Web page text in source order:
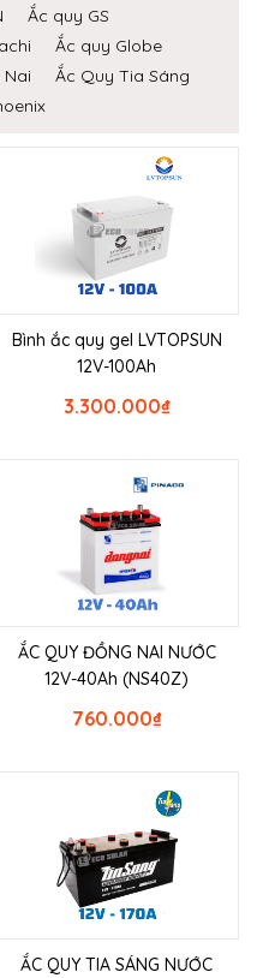
Ắc quy GS
Ắc quy Globe
Ắc Quy Tia Sáng
Bình ắc quy gel LVTOPSUN
12V-100Ah
₫
3.300.000
ẮC QUY ĐỒNG NAI NƯỚC
12V-40Ah (NS40Z)
₫
760.000
ẮC QUY TIA SÁNG NƯỚC